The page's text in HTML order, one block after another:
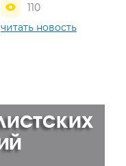
110
читать новость